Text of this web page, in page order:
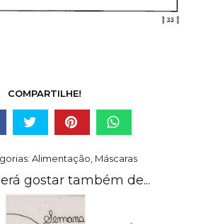
COMPARTILHE!
Alimentação, Máscaras
gostar também de...